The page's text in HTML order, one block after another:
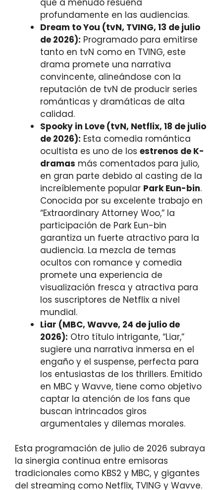
profundamente en las audiencias.
Dream to You (tvN, TVING, 13 de julio
de 2026): Programado para emitirse
tanto en tvN como en TVING, este
drama promete una narrativa
convincente, alineándose con la
reputación de tvN de producir series
románticas y dramáticas de alta
calidad.
Spooky in Love (tvN, Netflix, 18 de julio
de 2026): Esta comedia romántica
ocultista es uno de los estrenos de K-
dramas más comentados para julio,
en gran parte debido al casting de la
increíblemente popular Park Eun-bin.
Conocida por su excelente trabajo en
“Extraordinary Attorney Woo,” la
participación de Park Eun-bin
garantiza un fuerte atractivo para la
audiencia. La mezcla de temas
ocultos con romance y comedia
promete una experiencia de
visualización fresca y atractiva para
los suscriptores de Netflix a nivel
mundial.
Liar (MBC, Wavve, 24 de julio de
2026): Otro título intrigante, “Liar,”
sugiere una narrativa inmersa en el
engaño y el suspense, perfecta para
los entusiastas de los thrillers. Emitido
en MBC y Wavve, tiene como objetivo
captar la atención de los fans que
buscan intrincados giros
argumentales y dilemas morales.
Esta programación de julio de 2026 subraya
la sinergia continua entre emisoras
tradicionales como KBS2 y MBC, y gigantes
del streaming como Netflix, TVING y Wavve.